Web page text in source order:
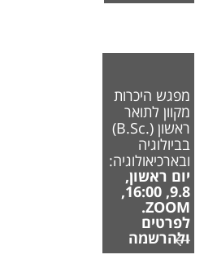
מפגש היכרות
מקוון לתואר
ראשון (.B.Sc)
בביולוגיה
ובארכיאולוגיה:
יום ראשון,
9.8, 16:00,
ZOOM.
לפרטים
ולהרשמה